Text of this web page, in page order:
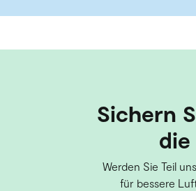
Sichern
Werden Sie Teil
für bessere